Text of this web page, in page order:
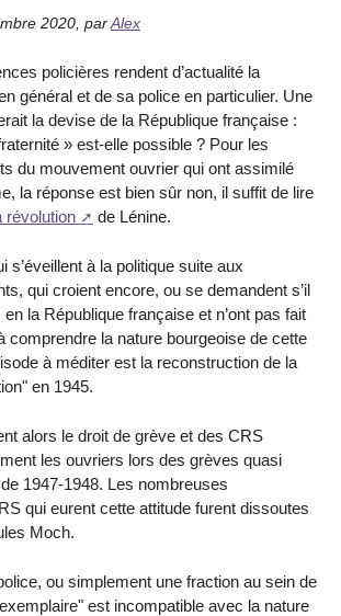
2020, parAlex
policières rendent d’actualité la
général et de sa police en particulier. Une
la devise de la République française :
» est-elle possible ? Pour les
du mouvement ouvrier qui ont assimilé
la réponse est bien sûr non, il suffit de lire
révolution de Lénine.
s’éveillent à la politique suite aux
qui croient encore, ou se demandent s’il
la République française et n’ont pas fait
comprendre la nature bourgeoise de cette
à méditer est la reconstruction de la
en 1945.
alors le droit de grève et des CRS
les ouvriers lors des grèves quasi
1947-1948. Les nombreuses
qui eurent cette attitude furent dissoutes
Moch.
ou simplement une fraction au sein de
est incompatible avec la nature